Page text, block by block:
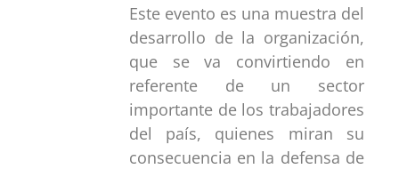
Este evento es una muestra del
desarrollo de la organización,
que se va convirtiendo en
referente de un sector
importante de los trabajadores
del país, quienes miran su
consecuencia en la defensa de